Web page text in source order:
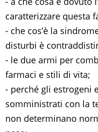
caratterizzare questa
- che cos’è la
disturbi è
- le due armi per
farmaci e stili di vita;
- perché gli estrogeni
somministrati con la
non determinano